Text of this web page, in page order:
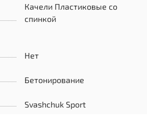
Качели Пластиковые со
спинкой
Нет
Бетонирование
Svashchuk Sport